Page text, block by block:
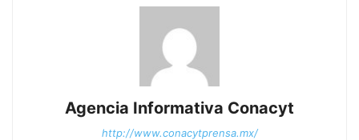
Agencia Informativa Conacyt
http://www.conacytprensa.mx/